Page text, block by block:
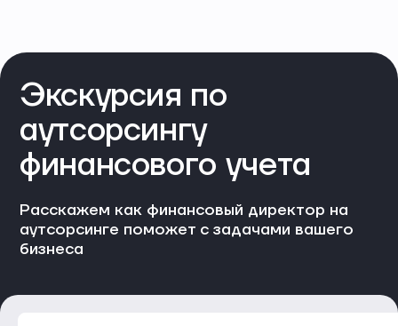
Экскурсия по
аутсорсингу
финансового учета
Расскажем как финансовый директор на
аутсорсинге поможет с задачами вашего
бизнеса